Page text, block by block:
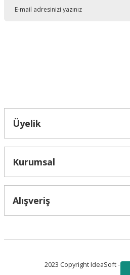
Üyelik
Kurumsal
Alışveriş
2023 Copyright IdeaSoft -